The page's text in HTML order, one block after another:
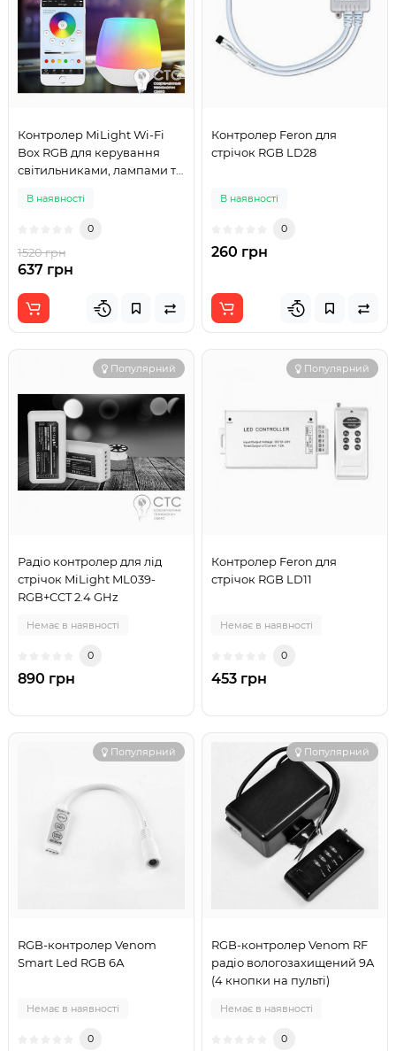
Контролер MiLight Wi-Fi
Box RGB для керування
світильниками, лампами та
В наявності
0
1520 грн
637 грн
Контролер Feron для
стрічок RGB LD28
В наявності
0
260 грн
Популярний
Радіо контролер для лід
стрічок MiLight ML039-
RGB+CCT 2.4 GHz
Немає в наявності
0
890 грн
Популярний
Контролер Feron для
стрічок RGB LD11
Немає в наявності
0
453 грн
Популярний
RGB-контролер Venom
Smart Led RGB 6А
Немає в наявності
0
Популярний
RGB-контролер Venom RF
радіо вологозахищений 9A
(4 кнопки на пульті)
Немає в наявності
0